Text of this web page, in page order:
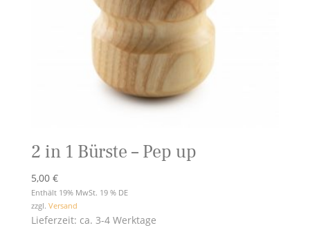
2 in 1 Bürste – Pep up
5,00 €
Enthält 19% MwSt. 19 % DE
zzgl. Versand
Lieferzeit: ca. 3-4 Werktage